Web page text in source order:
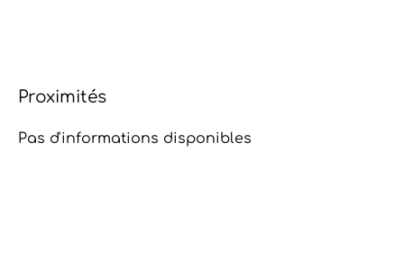
Proximités
Pas d'informations disponibles